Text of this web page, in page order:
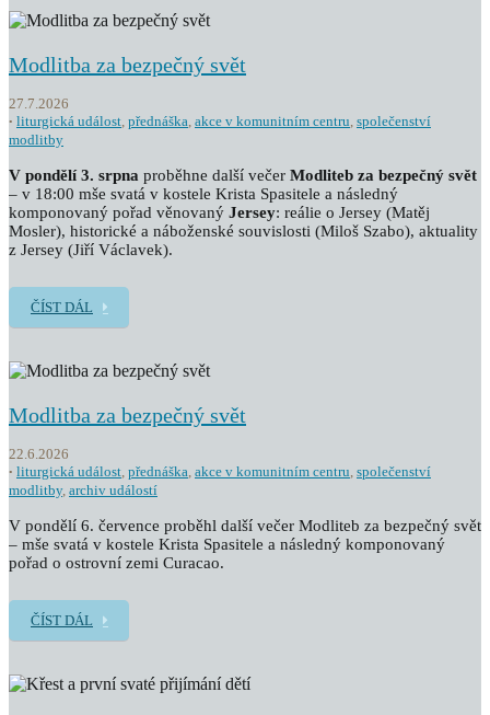
Modlitba za bezpečný svět
27.7.2026
liturgická událost, přednáška, akce v komunitním centru, společenství
modlitby
V pondělí 3. srpna proběhne další večer Modliteb za bezpečný svět
– v 18:00 mše svatá v kostele Krista Spasitele a následný
komponovaný pořad věnovaný Jersey: reálie o Jersey (Matěj
Mosler), historické a náboženské souvislosti (Miloš Szabo), aktuality
z Jersey (Jiří Václavek).
ČÍST DÁL
Modlitba za bezpečný svět
22.6.2026
liturgická událost, přednáška, akce v komunitním centru, společenství
modlitby, archiv událostí
V pondělí 6. července proběhl další večer Modliteb za bezpečný svět
– mše svatá v kostele Krista Spasitele a následný komponovaný
pořad o ostrovní zemi Curacao.
ČÍST DÁL